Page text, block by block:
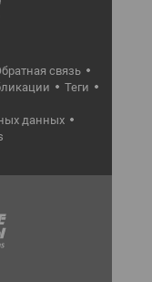
связь
Теги
данных